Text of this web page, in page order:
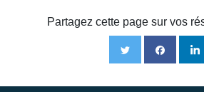
Partagez cette page sur vos